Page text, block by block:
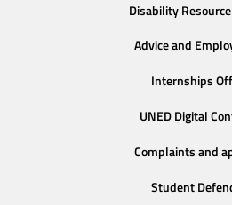
Disability
Advice and
Internships
UNED Digital
Complaints and
Student